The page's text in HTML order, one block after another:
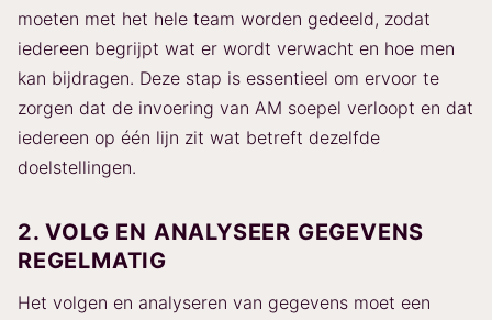
moeten met het hele team worden gedeeld, zodat
iedereen begrijpt wat er wordt verwacht en hoe men
kan bijdragen. Deze stap is essentieel om ervoor te
zorgen dat de invoering van AM soepel verloopt en dat
iedereen op één lijn zit wat betreft dezelfde
doelstellingen.
2. VOLG EN ANALYSEER GEGEVENS
REGELMATIG
Het volgen en analyseren van gegevens moet een